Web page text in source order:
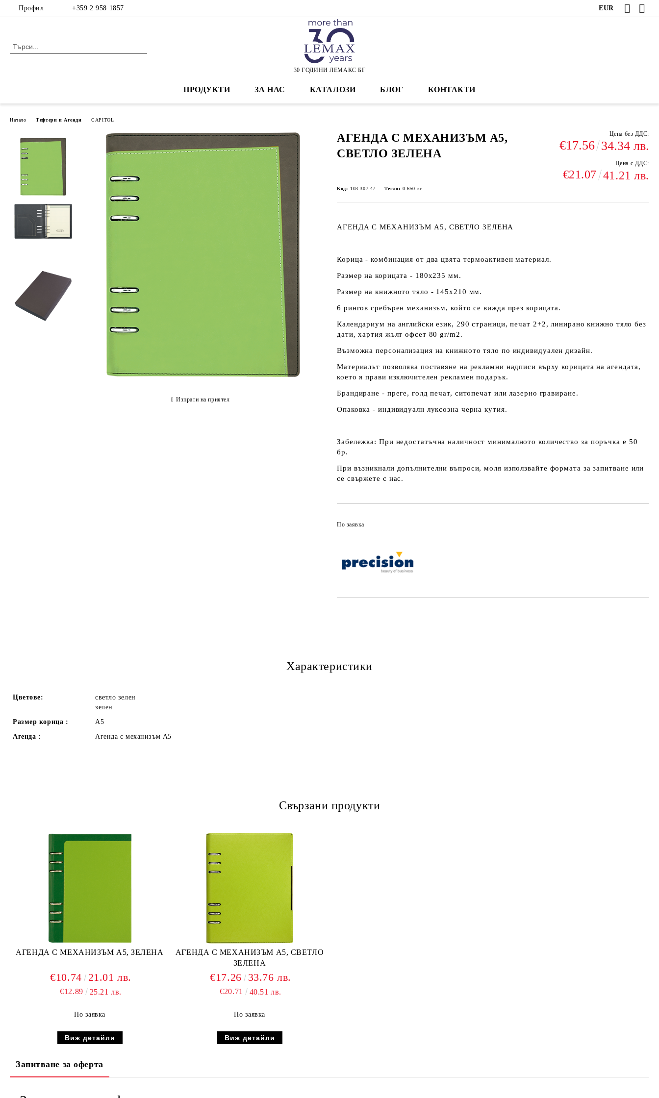
Профил +359 2 958 1857 EUR
30 ГОДИНИ ЛЕМАКС БГ
ПРОДУКТИ ЗА НАС КАТАЛОЗИ БЛОГ КОНТАКТИ
Начало Тефтери и Агенди CAPITOL
АГЕНДА С МЕХАНИЗЪМ А5,
СВЕТЛО ЗЕЛЕНА
Цена без ДДС:
€17.56 34.34 лв.
Цена с ДДС:
€21.07 41.21 лв.
Код: 103.307.47 Тегло: 0.650 кг
АГЕНДА С МЕХАНИЗЪМ А5, СВЕТЛО ЗЕЛЕНА
Корица - комбинация от два цвята термоактивен материал.
Размер на корицата - 180х235 мм.
Размер на книжното тяло - 145х210 мм.
6 рингов сребърен механизъм, който се вижда през корицата.
Календариум на английски език, 290 страници, печат 2+2, линирано книжно тяло без
дати, хартия жълт офсет 80 gr/m2.
Възможна персонализация на книжното тяло по индивидуален дизайн.
Материалът позволява поставяне на рекламни надписи върху корицата на агендата,
което я прави изключителен рекламен подарък.
Брандиране - преге, голд печат, ситопечат или лазерно гравиране.
Опаковка - индивидуалн луксозна черна кутия.
Забележка: При недостатъчна наличност минималното количество за поръчка е 50
бр.
При възникнали допълнителни въпроси, моля използвайте формата за запитване или
се свържете с нас.
По заявка
Изпрати на приятел
Характеристики
Цветове:
светло зелен
зелен
Размер корица :
А5
Агенда :
Агенда с механизъм А5
Свързани продукти
АГЕНДА С МЕХАНИЗЪМ А5, ЗЕЛЕНА
€10.74 21.01 лв.
€12.89 25.21 лв.
По заявка
Виж детайли
АГЕНДА С МЕХАНИЗЪМ А5, СВЕТЛО
ЗЕЛЕНА
€17.26 33.76 лв.
€20.71 40.51 лв.
По заявка
Виж детайли
Запитване за оферта